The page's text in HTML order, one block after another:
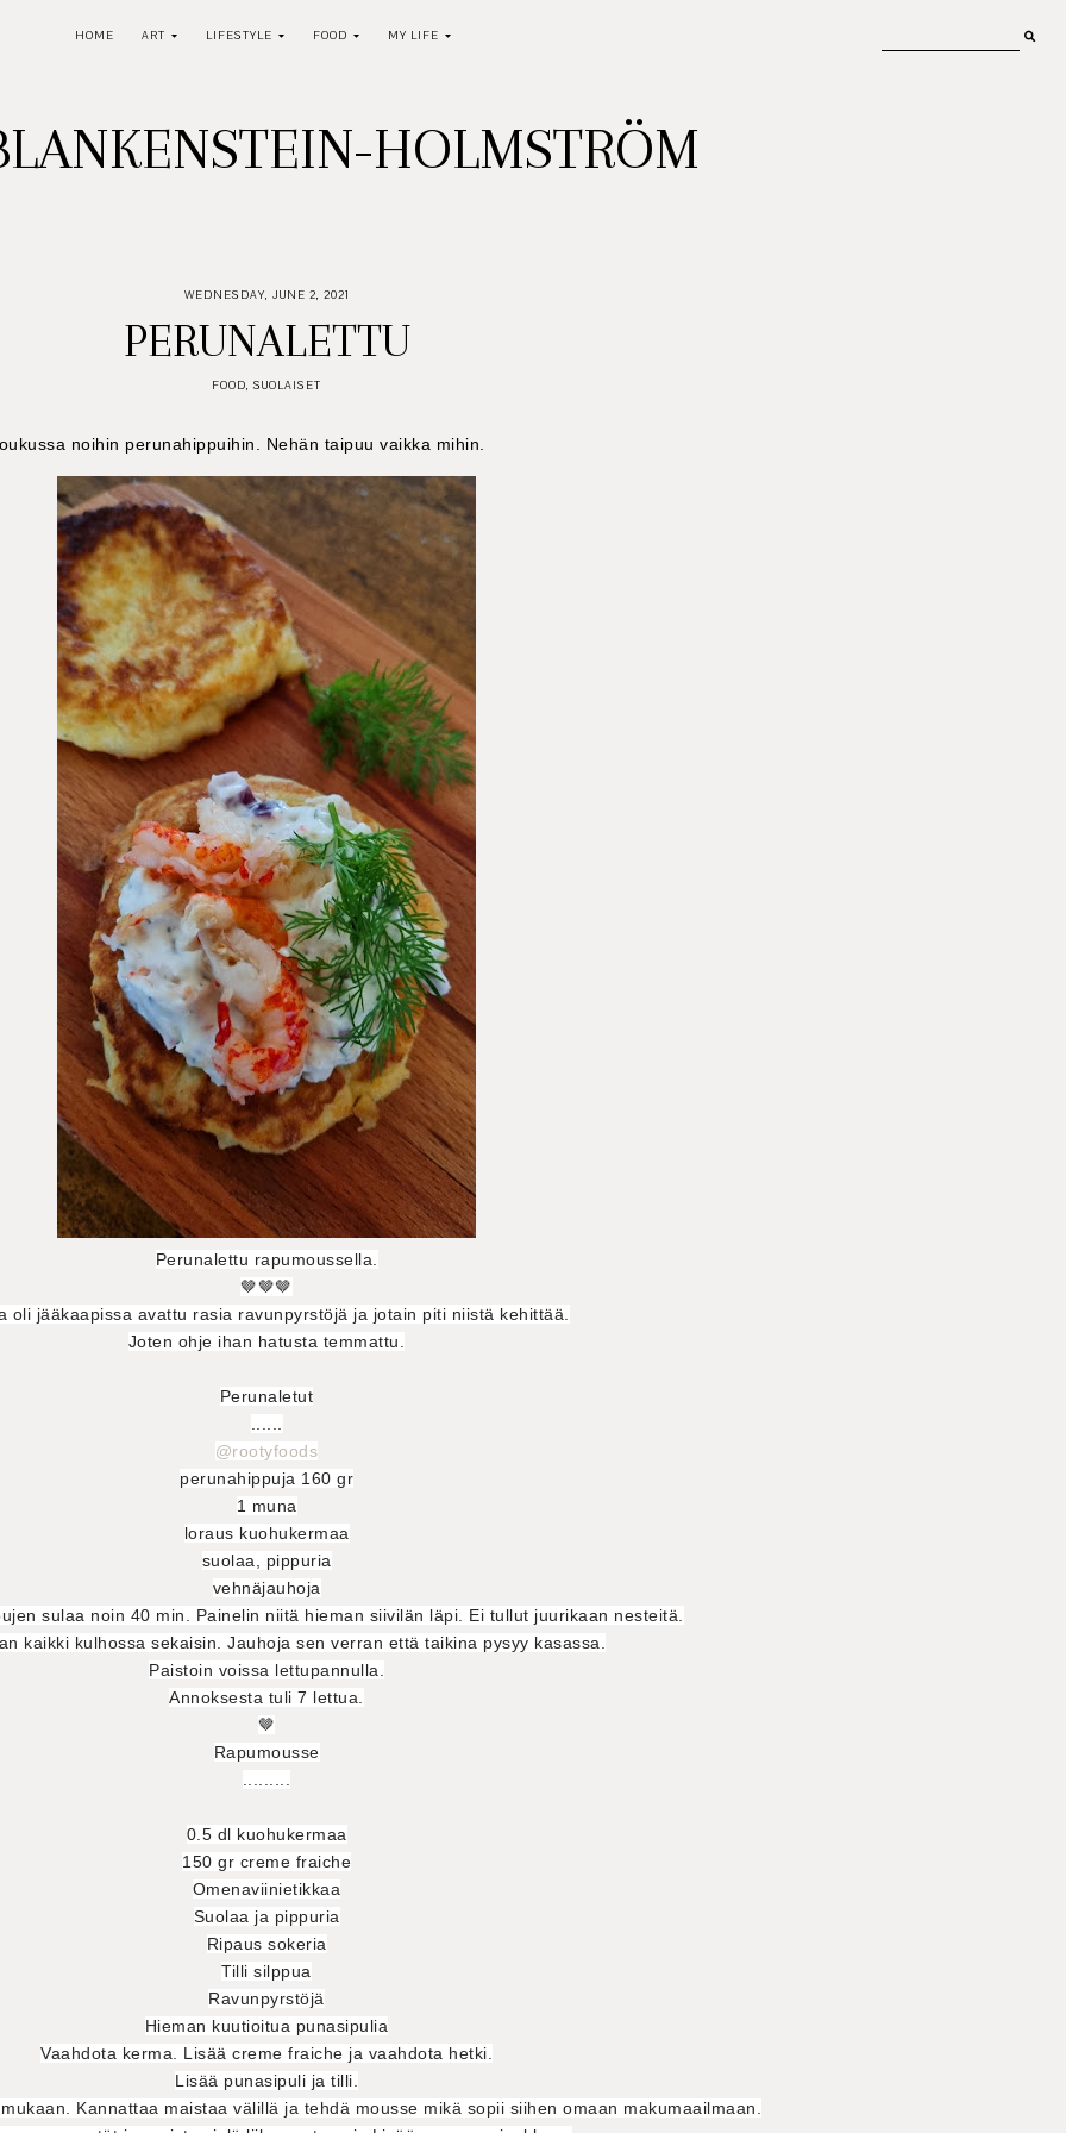
HOME ART LIFESTYLE FOOD MY LIFE
HOLMSTRÖM
WEDNESDAY, JUNE 2, 2021
PERUNALETTU
FOOD, SUOLAISET
noihin perunahippuihin. Nehän taipuu vaikka mihin.
Perunalettu rapumoussella.
🤎🤎🤎
oli jääkaapissa avattu rasia ravunpyrstöjä ja jotain piti niistä kehittää.
Joten ohje ihan hatusta temmattu.
Perunaletut
@rootyfoods
perunahippuja 160 gr
1 muna
loraus kuohukermaa
suolaa, pippuria
vehnäjauhoja
sulaa noin 40 min. Painelin niitä hieman siivilän läpi. Ei tullut juurikaan nesteitä.
kaikki kulhossa sekaisin. Jauhoja sen verran että taikina pysyy kasassa.
Paistoin voissa lettupannulla.
Annoksesta tuli 7 lettua.
🤎
Rapumousse
0.5 dl kuohukermaa
150 gr creme fraiche
Omenaviinietikkaa
Suolaa ja pippuria
Ripaus sokeria
Tilli silppua
Ravunpyrstöjä
Hieman kuutioitua punasipulia
Vaahdota kerma. Lisää creme fraiche ja vaahdota hetki.
Lisää punasipuli ja tilli.
Kannattaa maistaa välillä ja tehdä mousse mikä sopii siihen omaan makumaailmaan.